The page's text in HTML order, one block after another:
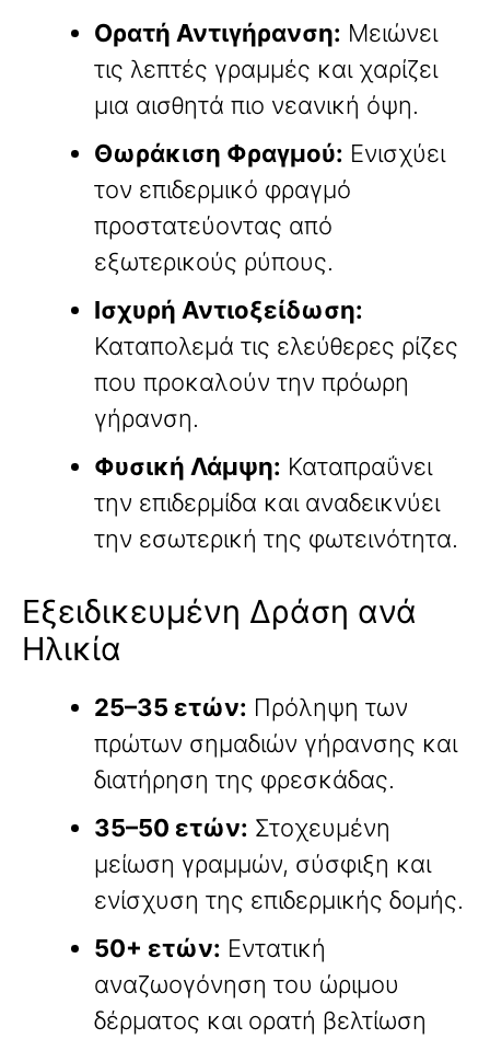
Ορατή Αντιγήρανση: Μειώνει
τις λεπτές γραμμές και χαρίζει
μια αισθητά πιο νεανική όψη.
Θωράκιση Φραγμού: Ενισχύει
τον επιδερμικό φραγμό
προστατεύοντας από
εξωτερικούς ρύπους.
Ισχυρή Αντιοξείδωση:
Καταπολεμά τις ελεύθερες ρίζες
που προκαλούν την πρόωρη
γήρανση.
Φυσική Λάμψη: Καταπραΰνει
την επιδερμίδα και αναδεικνύει
την εσωτερική της φωτεινότητα.
Εξειδικευμένη Δράση ανά
Ηλικία
25–35 ετών: Πρόληψη των
πρώτων σημαδιών γήρανσης και
διατήρηση της φρεσκάδας.
35–50 ετών: Στοχευμένη
μείωση γραμμών, σύσφιξη και
ενίσχυση της επιδερμικής δομής.
50+ ετών: Εντατική
αναζωογόνηση του ώριμου
δέρματος και ορατή βελτίωση